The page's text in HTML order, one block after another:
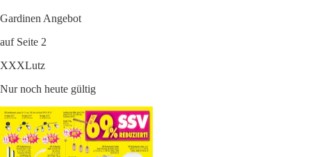
Gardinen Angebot
auf Seite 2
XXXLutz
Nur noch heute gültig